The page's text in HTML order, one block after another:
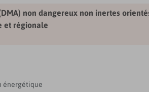
non dangereux non inertes
et régionale
énergétique